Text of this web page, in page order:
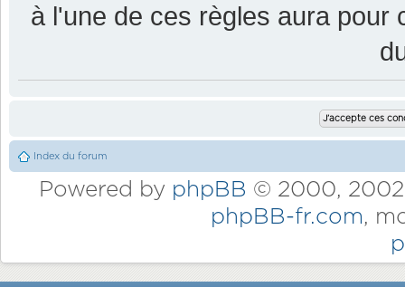
à l'une de ces règles aura pour
Index du forum
Powered by phpBB © 2000,
phpBB-fr.com,